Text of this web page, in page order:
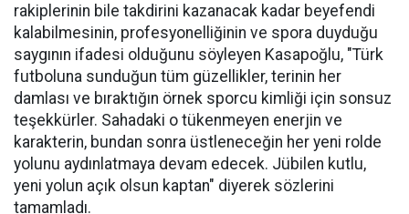
rakiplerinin bile takdirini kazanacak kadar beyefendi
kalabilmesinin, profesyonelliğinin ve spora duyduğu
saygının ifadesi olduğunu söyleyen Kasapoğlu, "Türk
futboluna sunduğun tüm güzellikler, terinin her
damlası ve bıraktığın örnek sporcu kimliği için sonsuz
teşekkürler. Sahadaki o tükenmeyen enerjin ve
karakterin, bundan sonra üstleneceğin her yeni rolde
yolunu aydınlatmaya devam edecek. Jübilen kutlu,
yeni yolun açık olsun kaptan" diyerek sözlerini
tamamladı.